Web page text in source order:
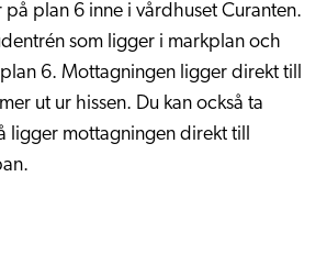
plan 6 inne i vårdhuset Curanten.
som ligger i markplan och
6. Mottagningen ligger direkt till
ut ur hissen. Du kan också ta
ligger mottagningen direkt till